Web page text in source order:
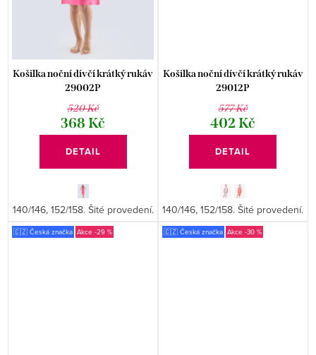
Košilka noční dívčí krátký rukáv
29002P
520 Kč
368 Kč
DETAIL
140/146, 152/158. Šité provedení.
Košilka noční dívčí krátký rukáv
29012P
577 Kč
402 Kč
DETAIL
140/146, 152/158. Šité provedení.
🇨🇿 Česká značka -29 % 🇨🇿 Česká značka -30 %